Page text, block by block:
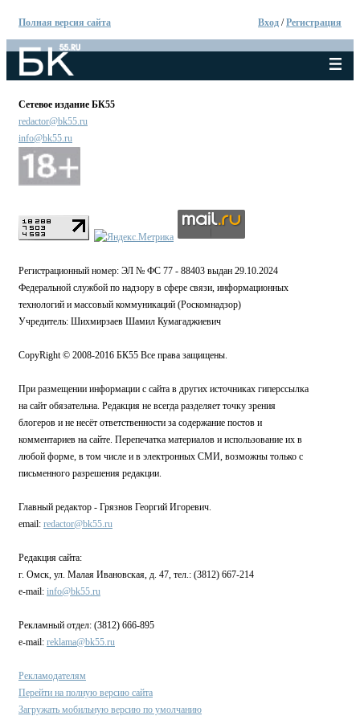
Полная версия сайта Вход /Регистрация
Сетевое издание БК55
redactor@bk55.ru
info@bk55.ru
Регистрационный номер: ЭЛ № ФС 77 - 88403 выдан 29.10.2024
Федеральной службой по надзору в сфере связи, информационных
технологий и массовый коммуникаций (Роскомнадзор)
Учредитель: Шихмирзаев Шамил Кумагаджиевич
CopyRight © 2008-2016 БК55 Все права защищены.
При размещении информации с сайта в других источниках гиперссылка
на сайт обязательна. Редакция не всегда разделяет точку зрения
блогеров и не несёт ответственности за содержание постов и
комментариев на сайте. Перепечатка материалов и использование их в
любой форме, в том числе и в электронных СМИ, возможны только с
письменного разрешения редакции.
Главный редактор - Грязнов Георгий Игоревич.
email: redactor@bk55.ru
Редакция сайта:
г. Омск, ул. Малая Ивановская, д. 47, тел.: (3812) 667-214
e-mail: info@bk55.ru
Рекламный отдел: (3812) 666-895
e-mail: reklama@bk55.ru
Рекламодателям
Перейти на полную версию сайта
Загружать мобильную версию по умолчанию